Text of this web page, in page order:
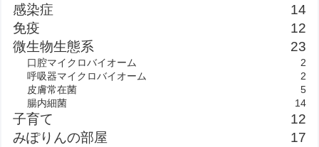
感染症
14
免疫
12
微生物生態系
23
口腔マイクロバイオーム
2
呼吸器マイクロバイオーム
2
皮膚常在菌
5
腸内細菌
14
子育て
12
みぽりんの部屋
17